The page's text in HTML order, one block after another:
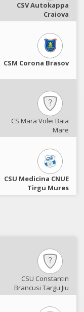
CSV Autokappa
Craiova
CSM Corona Brasov
CS Mara Volei Baia
Mare
CSU Medicina CNUE
Tirgu Mures
CSU Constantin
Brancusi Targu Jiu